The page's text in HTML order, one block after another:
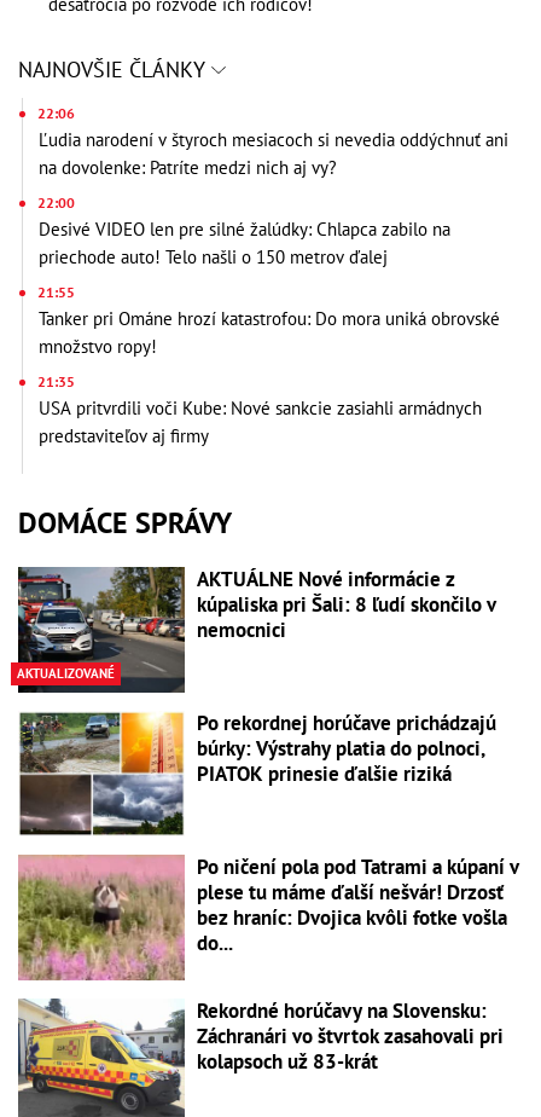
desaťročia po rozvode ich rodičov!
NAJNOVŠIE ČLÁNKY
22:06
Ľudia narodení v štyroch mesiacoch si nevedia oddýchnuť ani
na dovolenke: Patríte medzi nich aj vy?
22:00
Desivé VIDEO len pre silné žalúdky: Chlapca zabilo na
priechode auto! Telo našli o 150 metrov ďalej
21:55
Tanker pri Ománe hrozí katastrofou: Do mora uniká obrovské
množstvo ropy!
21:35
USA pritvrdili voči Kube: Nové sankcie zasiahli armádnych
predstaviteľov aj firmy
DOMÁCE SPRÁVY
AKTUALIZOVANÉ
AKTUÁLNE Nové informácie z
kúpaliska pri Šali: 8 ľudí skončilo v
nemocnici
Po rekordnej horúčave prichádzajú
búrky: Výstrahy platia do polnoci,
PIATOK prinesie ďalšie riziká
Po ničení pola pod Tatrami a kúpaní v
plese tu máme ďalší nešvár! Drzosť
bez hraníc: Dvojica kvôli fotke vošla
do...
Rekordné horúčavy na Slovensku:
Záchranári vo štvrtok zasahovali pri
kolapsoch už 83-krát